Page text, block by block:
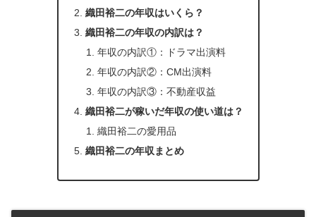
織田裕二の年収はいくら？
織田裕二の年収の内訳は？
年収の内訳①：ドラマ出演料
年収の内訳②：CM出演料
年収の内訳③：不動産収益
織田裕二が稼いだ年収の使い道は？
織田裕二の愛用品
織田裕二の年収まとめ